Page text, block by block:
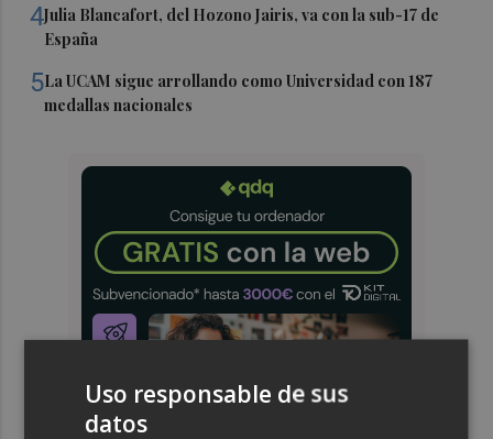
4Julia Blancafort, del Hozono Jairis, va con la sub-17 de
España
5La UCAM sigue arrollando como Universidad con 187
medallas nacionales
Uso responsable de sus
datos